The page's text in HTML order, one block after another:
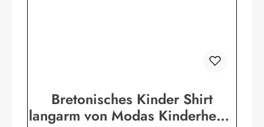
Bretonisches Kinder Shirt
langarm von Modas Kinderhemd